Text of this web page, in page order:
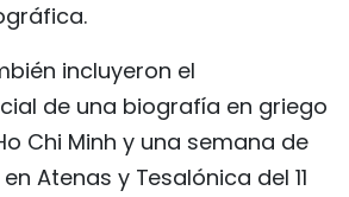
incluyeron el
de una biografía en griego
Chi Minh y una semana de
Atenas y Tesalónica del 11